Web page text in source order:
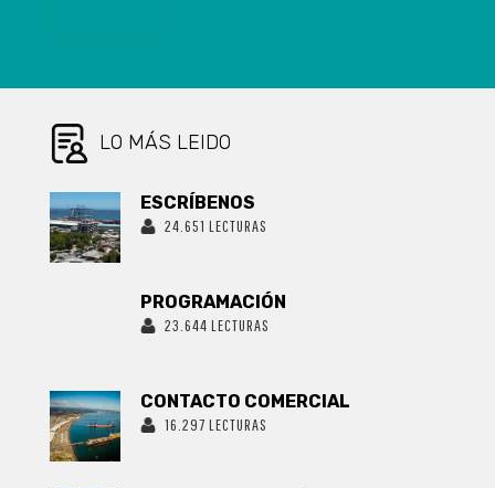
LOTA
LO MÁS LEIDO
ESCRÍBENOS
24.651 LECTURAS
PROGRAMACIÓN
23.644 LECTURAS
CONTACTO COMERCIAL
16.297 LECTURAS